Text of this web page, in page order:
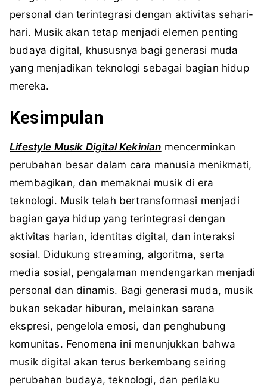
personal dan terintegrasi dengan aktivitas sehari-
hari. Musik akan tetap menjadi elemen penting
budaya digital, khususnya bagi generasi muda
yang menjadikan teknologi sebagai bagian hidup
mereka.
Kesimpulan
Lifestyle Musik Digital Kekinian mencerminkan
perubahan besar dalam cara manusia menikmati,
membagikan, dan memaknai musik di era
teknologi. Musik telah bertransformasi menjadi
bagian gaya hidup yang terintegrasi dengan
aktivitas harian, identitas digital, dan interaksi
sosial. Didukung streaming, algoritma, serta
media sosial, pengalaman mendengarkan menjadi
personal dan dinamis. Bagi generasi muda, musik
bukan sekadar hiburan, melainkan sarana
ekspresi, pengelola emosi, dan penghubung
komunitas. Fenomena ini menunjukkan bahwa
musik digital akan terus berkembang seiring
perubahan budaya, teknologi, dan perilaku